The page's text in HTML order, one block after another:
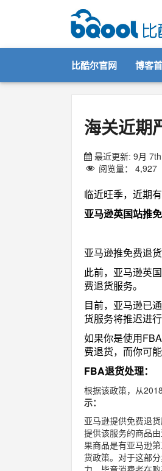
比酷尔官网 博客
海关近期
最近更新: 9月
阅览量： 4,927
临近旺季，近期
亚马逊英国站推
亚马逊推免费退
此前，亚马逊英
费退货服务。
目前，亚马逊已
货服务将推迟进行
如果你是使用
费退货，而你可
FBA退货处理：
根据该政策，从
示：
亚马逊提供免费退
提供该服务的商品
果商品是有亚马逊
货政策。对于这部